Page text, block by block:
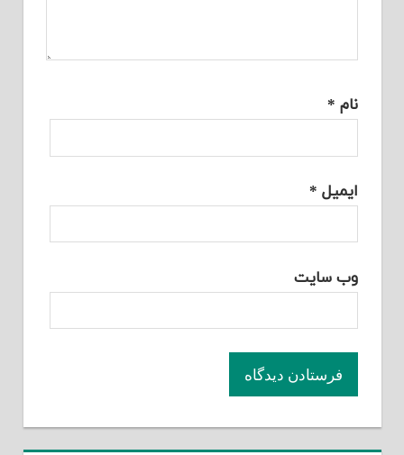
نام *
ایمیل *
وب‌ سایت